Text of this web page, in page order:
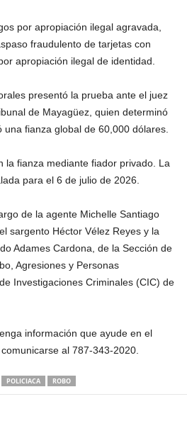
por apropiación ilegal agravada,
fraudulento de tarjetas con
apropiación ilegal de identidad.
presentó la prueba ante el juez
de Mayagüez, quien determinó
fianza global de 60,000 dólares.
la fianza mediante fiador privado. La
para el 6 de julio de 2026.
de la agente Michelle Santiago
sargento Héctor Vélez Reyes y la
Adames Cardona, de la Sección de
Agresiones y Personas
Investigaciones Criminales (CIC) de
información que ayude en el
al 787-343-2020.
POLICIACA ROBO